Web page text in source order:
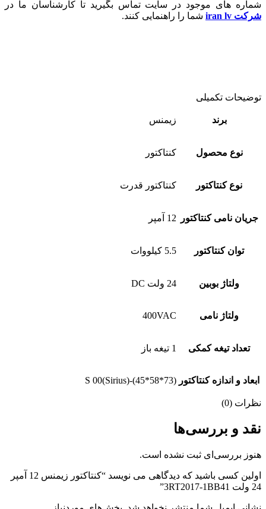
شماره های موجود در سایت تماس بگیرید تا کارشناسان ما در
شرکت iran lv
شما را راهنمایی کنند.
توضیحات تکمیلی
برند زیمنس
نوع محصول کنتاکتور
نوع کنتاکتور کنتاکتور قدرت
جریان نامی کنتاکتور 12 آمپر
توان کنتاکتور 5.5 کیلووات
ولتاژ بوبین 24 ولت DC
ولتاژ نامی 400VAC
تعداد تیغه کمکی 1 تیغه باز
ابعاد و اندازه کنتاکتور S 00(Sirius)-(45*58*73)
نظرات (0)
نقد و بررسی‌ها
هنوز بررسی‌ای ثبت نشده است.
اولین کسی باشید که دیدگاهی می نویسد “کنتاکتور زیمنس 12 آمپر
24 ولت 3RT2017-1BB41”